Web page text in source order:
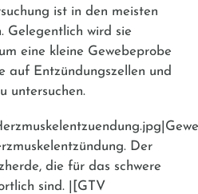
ist in den meisten
Gelegentlich wird sie
eine kleine Gewebeprobe
auf Entzündungszellen und
untersuchen.
Der
die für das schwere
sind. |[GTV